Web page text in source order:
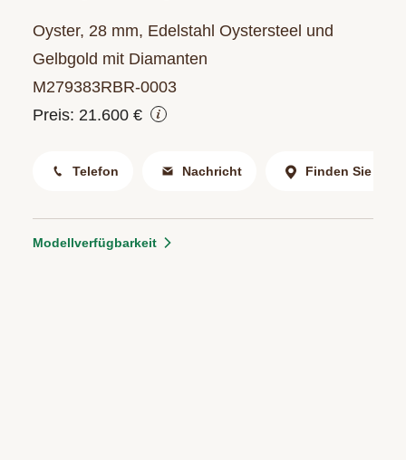
Oyster, 28 mm, Edelstahl Oystersteel und
Gelbgold mit Diamanten
M279383RBR‑0003
Preis: 21.600 €
Telefon Nachricht Finden Sie uns
Modellverfügbarkeit